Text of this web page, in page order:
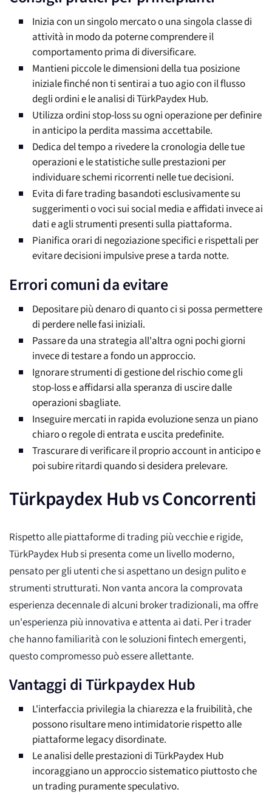
Inizia con un singolo mercato o una singola classe di
attività in modo da poterne comprendere il
comportamento prima di diversificare.
Mantieni piccole le dimensioni della tua posizione
iniziale finché non ti sentirai a tuo agio con il flusso
degli ordini e le analisi di TürkPaydex Hub.
Utilizza ordini stop-loss su ogni operazione per definire
in anticipo la perdita massima accettabile.
Dedica del tempo a rivedere la cronologia delle tue
operazioni e le statistiche sulle prestazioni per
individuare schemi ricorrenti nelle tue decisioni.
Evita di fare trading basandoti esclusivamente su
suggerimenti o voci sui social media e affidati invece ai
dati e agli strumenti presenti sulla piattaforma.
Pianifica orari di negoziazione specifici e rispettali per
evitare decisioni impulsive prese a tarda notte.
Errori comuni da evitare
Depositare più denaro di quanto ci si possa permettere
di perdere nelle fasi iniziali.
Passare da una strategia all'altra ogni pochi giorni
invece di testare a fondo un approccio.
Ignorare strumenti di gestione del rischio come gli
stop-loss e affidarsi alla speranza di uscire dalle
operazioni sbagliate.
Inseguire mercati in rapida evoluzione senza un piano
chiaro o regole di entrata e uscita predefinite.
Trascurare di verificare il proprio account in anticipo e
poi subire ritardi quando si desidera prelevare.
Türkpaydex Hub vs Concorrenti
Rispetto alle piattaforme di trading più vecchie e rigide,
TürkPaydex Hub si presenta come un livello moderno,
pensato per gli utenti che si aspettano un design pulito e
strumenti strutturati. Non vanta ancora la comprovata
esperienza decennale di alcuni broker tradizionali, ma offre
un'esperienza più innovativa e attenta ai dati. Per i trader
che hanno familiarità con le soluzioni fintech emergenti,
questo compromesso può essere allettante.
Vantaggi di Türkpaydex Hub
L'interfaccia privilegia la chiarezza e la fruibilità, che
possono risultare meno intimidatorie rispetto alle
piattaforme legacy disordinate.
Le analisi delle prestazioni di TürkPaydex Hub
incoraggiano un approccio sistematico piuttosto che
un trading puramente speculativo.